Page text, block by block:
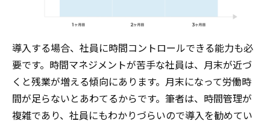
導入する場合、社員に時間コントロールできる能力も必
要です。時間マネジメントが苦手な社員は、月末が近づ
くと残業が増える傾向にあります。月末になって労働時
間が足らないとあわてるからです。筆者は、時間管理が
複雑であり、社員にもわかりづらいので導入を勧めてい